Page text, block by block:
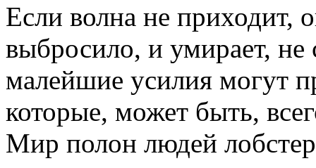
Если волна не приходит,
выбросило, и умирает, не
малейшие усилия могут
которые, может быть,
Мир полон людей